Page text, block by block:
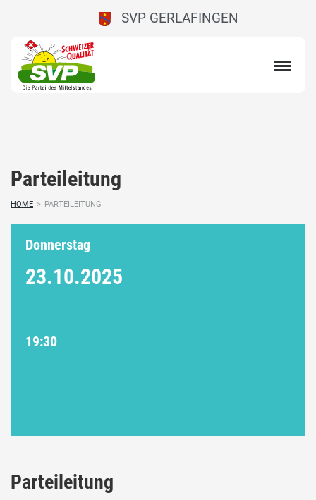
SVP GERLAFINGEN
Parteileitung
HOME > PARTEILEITUNG
Donnerstag
23.10.2025
19:30
Parteileitung